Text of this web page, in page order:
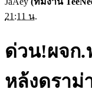
21:11 น.
ด่วน!ผจก
หล้งดราม่